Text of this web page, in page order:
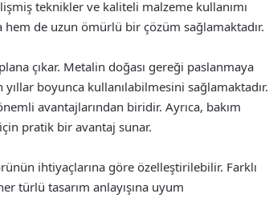
teknikler ve kaliteli malzeme kullanımı
de uzun ömürlü bir çözüm sağlamaktadır.
çıkar. Metalin doğası gereği paslanmaya
boyunca kullanılabilmesini sağlamaktadır.
avantajlarından biridir. Ayrıca, bakım
pratik bir avantaj sunar.
ihtiyaçlarına göre özelleştirilebilir. Farklı
türlü tasarım anlayışına uyum